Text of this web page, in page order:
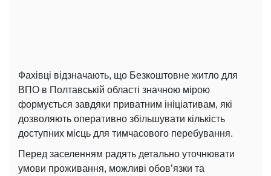
Фахівці відзначають, що Безкоштовне житло для
ВПО в Полтавській області значною мірою
формується завдяки приватним ініціативам, які
дозволяють оперативно збільшувати кількість
доступних місць для тимчасового перебування.
Перед заселенням радять детально уточнювати
умови проживання, можливі обов’язки та